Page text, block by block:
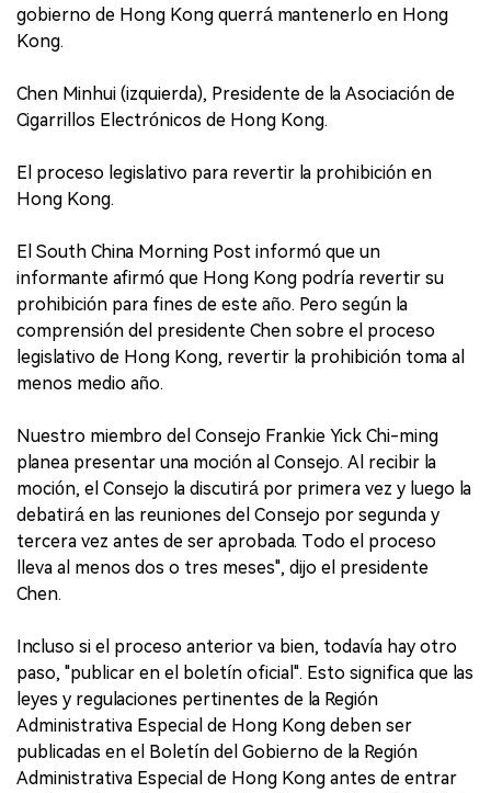
gobierno de Hong Kong querrá mantenerlo en Hong
Kong.
Chen Minhui (izquierda), Presidente de la Asociación de
Cigarrillos Electrónicos de Hong Kong.
El proceso legislativo para revertir la prohibición en
Hong Kong.
El South China Morning Post informó que un
informante afirmó que Hong Kong podría revertir su
prohibición para fines de este año. Pero según la
comprensión del presidente Chen sobre el proceso
legislativo de Hong Kong, revertir la prohibición toma al
menos medio año.
Nuestro miembro del Consejo Frankie Yick Chi-ming
planea presentar una moción al Consejo. Al recibir la
moción, el Consejo la discutirá por primera vez y luego la
debatirá en las reuniones del Consejo por segunda y
tercera vez antes de ser aprobada. Todo el proceso
lleva al menos dos o tres meses", dijo el presidente
Chen.
Incluso si el proceso anterior va bien, todavía hay otro
paso, "publicar en el boletín oficial". Esto significa que las
leyes y regulaciones pertinentes de la Región
Administrativa Especial de Hong Kong deben ser
publicadas en el Boletín del Gobierno de la Región
Administrativa Especial de Hong Kong antes de entrar